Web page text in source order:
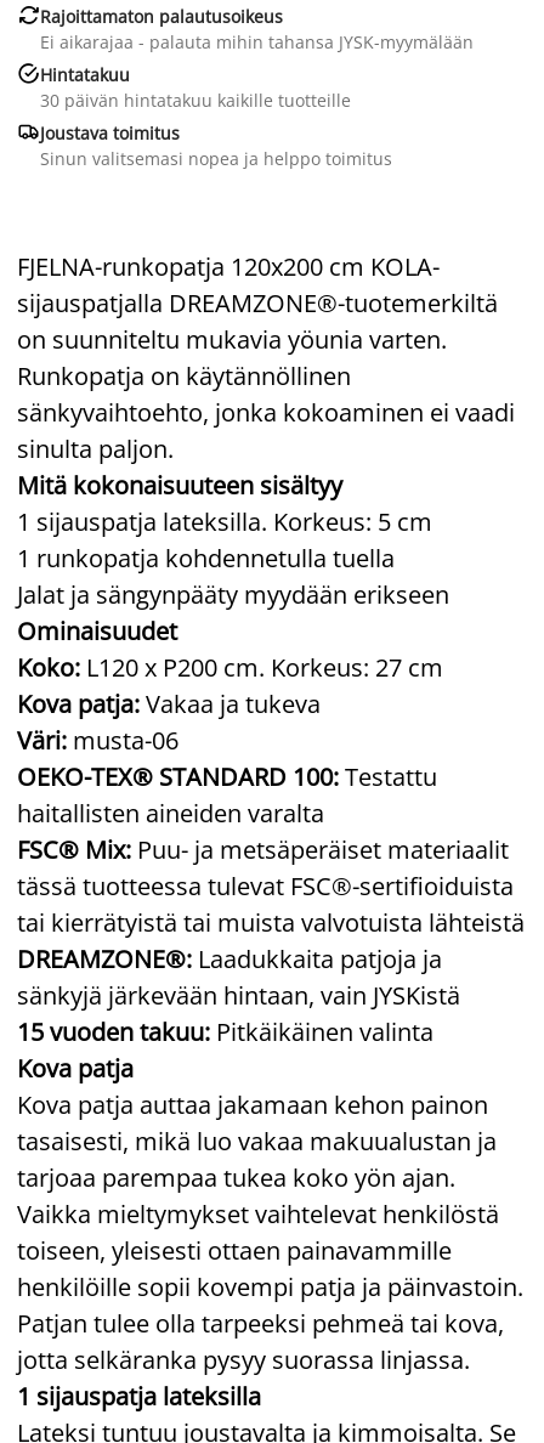
Rajoittamaton palautusoikeus
Ei aikarajaa - palauta mihin tahansa JYSK-myymälään
Hintatakuu
30 päivän hintatakuu kaikille tuotteille
Joustava toimitus
Sinun valitsemasi nopea ja helppo toimitus
FJELNA-runkopatja 120x200 cm KOLA-
sijauspatjalla DREAMZONE®-tuotemerkiltä
on suunniteltu mukavia yöunia varten.
Runkopatja on käytännöllinen
sänkyvaihtoehto, jonka kokoaminen ei vaadi
sinulta paljon.
Mitä kokonaisuuteen sisältyy
1 sijauspatja lateksilla. Korkeus: 5 cm
1 runkopatja kohdennetulla tuella
Jalat ja sängynpääty myydään erikseen
Ominaisuudet
Koko: L120 x P200 cm. Korkeus: 27 cm
Kova patja:Vakaa ja tukeva
Väri: musta-06
OEKO-TEX® STANDARD 100:Testattu
haitallisten aineiden varalta
FSC® Mix: Puu- ja metsäperäiset materiaalit
tässä tuotteessa tulevat FSC®-sertifioiduista
tai kierrätyistä tai muista valvotuista lähteistä
DREAMZONE®: Laadukkaita patjoja ja
sänkyjä järkevään hintaan, vain JYSKistä
15 vuoden takuu: Pitkäikäinen valinta
Kova patja
Kova patja auttaa jakamaan kehon painon
tasaisesti, mikä luo vakaa makuualustan ja
tarjoaa parempaa tukea koko yön ajan.
Vaikka mieltymykset vaihtelevat henkilöstä
toiseen, yleisesti ottaen painavammille
henkilöille sopii kovempi patja ja päinvastoin.
Patjan tulee olla tarpeeksi pehmeä tai kova,
jotta selkäranka pysyy suorassa linjassa.
1 sijauspatja lateksilla
Lateksi tuntuu joustavalta ja kimmoisalta. Se